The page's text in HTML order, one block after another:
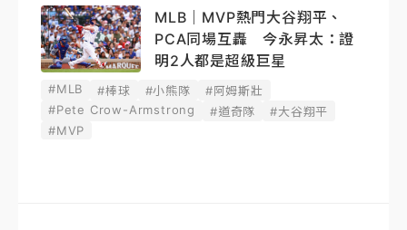
MLB｜MVP熱門大谷翔平、
PCA同場互轟 今永昇太：證
明2人都是超級巨星
#MLB #棒球 #小熊隊
#阿姆斯壯
#Pete Crow-Armstrong
#道奇隊
#大谷翔平
#MVP